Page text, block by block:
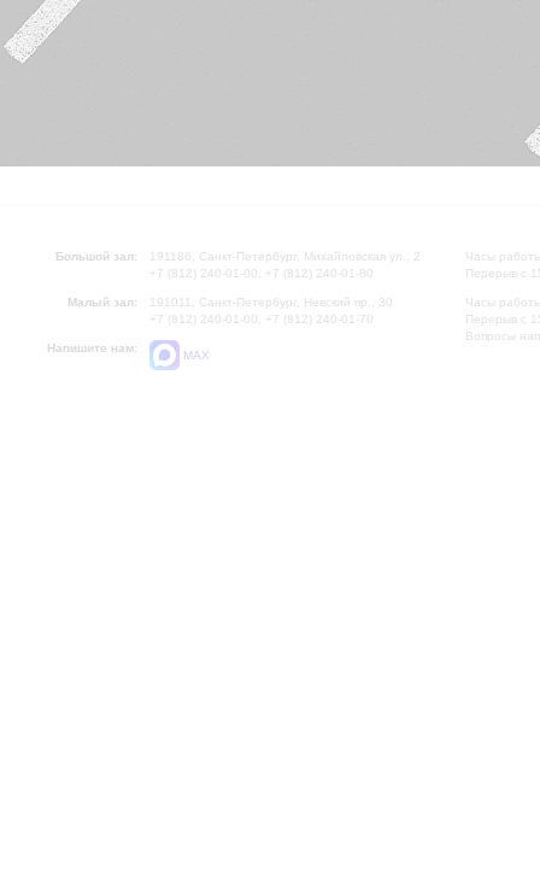
Большой зал:
191186, Санкт-Петербург, Михайловская ул., 2
+7 (812) 240-01-00, +7 (812) 240-01-80
Малый зал:
191011, Санкт-Петербург, Невский пр., 30
+7 (812) 240-01-00, +7 (812) 240-01-70
Напишите нам:
MAX
Часы
Перерыв с
Часы
Перерыв с
Вопросы